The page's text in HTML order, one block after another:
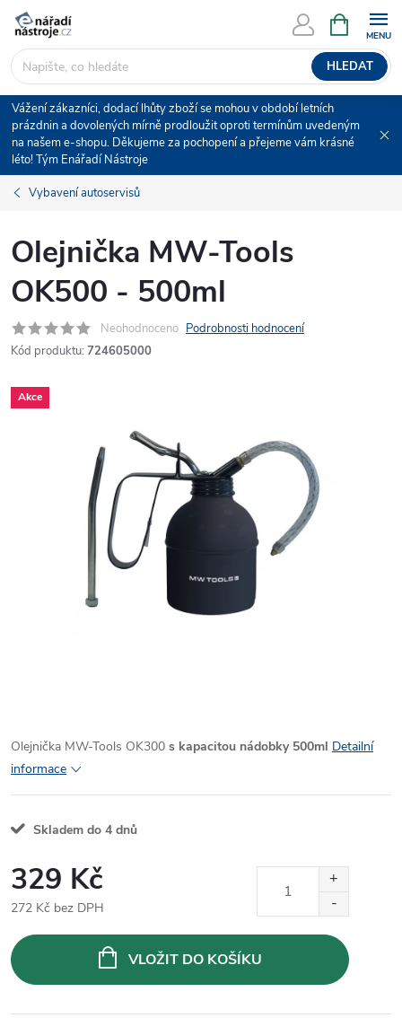
Přejít
obsah
HLEDAT
NÁKUPNÍ
KOŠÍK
Vážení zákazníci, dodací lhůty zboží se mohou v období letních
prázdnin a dovolených mírně prodloužit oproti termínům uvedeným
na našem e-shopu. Děkujeme za pochopení a přejeme vám krásné
léto! Tým Enářadí Nástroje
Vybavení autoservisů
Olejnička MW-Tools
OK500 - 500ml
Neohodnoceno Podrobnosti hodnocení
Kód produktu: 724605000
Akce
Olejnička MW-Tools OK300 s kapacitou nádobky 500ml Detailní
informace
Skladem do 4 dnů
329 Kč
272 Kč bez DPH
cena:
VLOŽIT DO KOŠÍKU